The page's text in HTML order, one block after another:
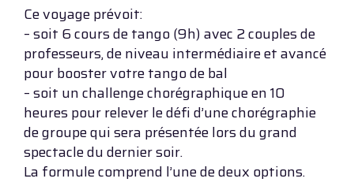
Ce voyage prévoit:
– soit 6 cours de tango (9h) avec 2 couples de
professeurs, de niveau intermédiaire et avancé
pour booster votre tango de bal
– soit un challenge chorégraphique en 10
heures pour relever le défi d’une chorégraphie
de groupe qui sera présentée lors du grand
spectacle du dernier soir.
La formule comprend l’une de deux options.